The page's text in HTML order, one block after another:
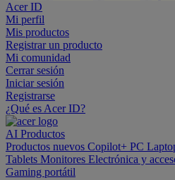
Acer ID
Mi perfil
Mis productos
Registrar un producto
Mi comunidad
Cerrar sesión
Iniciar sesión
Registrarse
¿Qué es Acer ID?
AI Productos
Productos nuevos Copilot+ PC
Tablets Monitores Electrónica y
Gaming portátil